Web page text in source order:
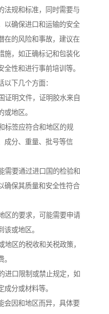
法规和标准，同时需要与
以确保进口和运输的安全
在的风险和事故，建议在
施，如正确标记和包装化
性和进行事前培训等。
下几个方面：
证明文件，证明胶水来自
地区。
标签应符合和地区的规
成分、重量、批号等信
需要通过进口国的检验和
确保其质量和安全性符合
区的要求，可能需要申请
或地区。
区的税收和关税政策，
进口限制或禁止规定，如
分或材料等。
会因和地区而异，具体要